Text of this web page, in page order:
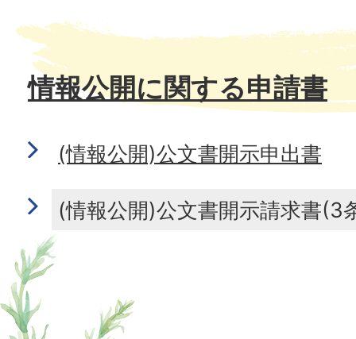
情報公開に関する申請書
(情報公開)公文書開示申出書
(情報公開)公文書開示請求書(3